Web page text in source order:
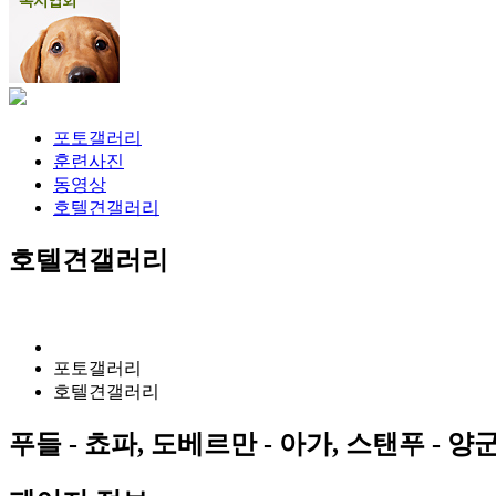
포토갤러리
훈련사진
동영상
호텔견갤러리
호텔견갤러리
포토갤러리
호텔견갤러리
푸들 - 쵸파, 도베르만 - 아가, 스탠푸 - 양